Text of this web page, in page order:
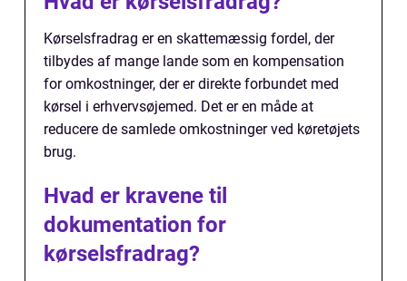
Kørselsfradrag er en skattemæssig fordel, der
tilbydes af mange lande som en kompensation
for omkostninger, der er direkte forbundet med
kørsel i erhvervsøjemed. Det er en måde at
reducere de samlede omkostninger ved køretøjets
brug.
Hvad er kravene til
dokumentation for
kørselsfradrag?